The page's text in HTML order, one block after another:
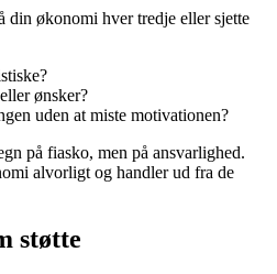
din økonomi hver tredje eller sjette
ønsker?
uden at miste motivationen?
på fiasko, men på ansvarlighed.
alvorligt og handler ud fra de
støtte